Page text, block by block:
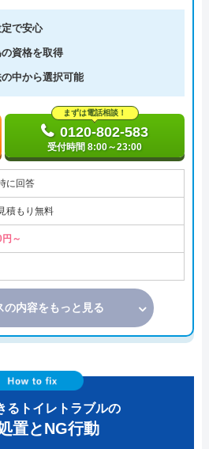
で安心
資格を取得
中から選択可能
まずは電話相談！
0120-802-583
受付時間 8:00～23:00
に回答
積もり無料
～
の内容をもっと見る
るトイレトラブルの
置とNG行動